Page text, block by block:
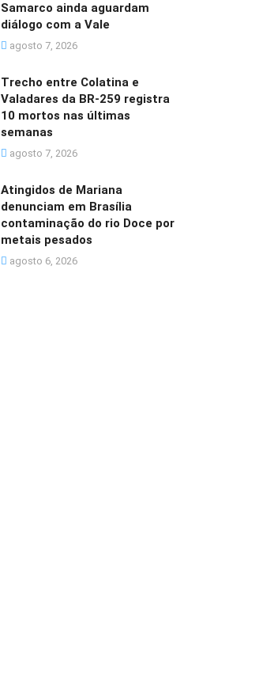
Samarco ainda aguardam
diálogo com a Vale
agosto 7, 2026
Trecho entre Colatina e
Valadares da BR-259 registra
10 mortos nas últimas
semanas
agosto 7, 2026
Atingidos de Mariana
denunciam em Brasília
contaminação do rio Doce por
metais pesados
agosto 6, 2026